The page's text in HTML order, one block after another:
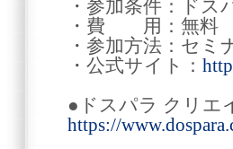
・参加条件：ドス
・費 用：無料
・参加方法：セ
・公式サイト：
●ドスパラ クリエ
https://